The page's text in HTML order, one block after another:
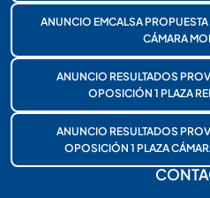
ANUNCIO EMCALSA
CÁMARA
ANUNCIO RESULTADOS
OPOSICIÓN 1 PLAZA
ANUNCIO RESULTADOS
OPOSICIÓN 1 PLAZA